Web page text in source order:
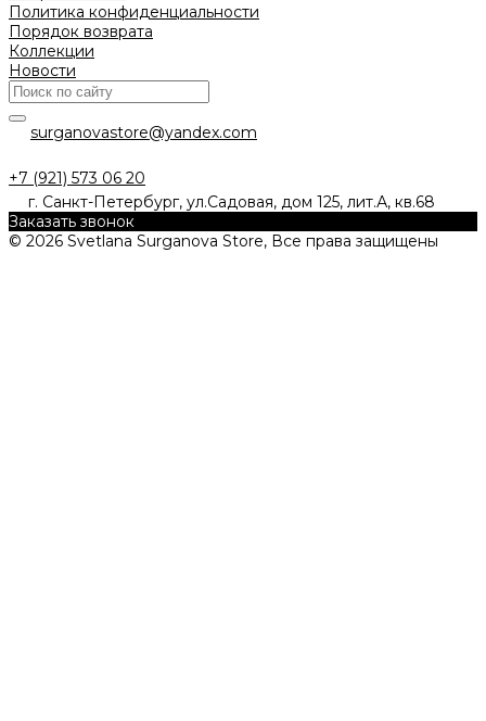
Политика конфиденциальности
Порядок возврата
Коллекции
Новости
surganovastore@yandex.com
+7 (921) 573 06 20
г. Санкт-Петербург, ул.Садовая, дом 125, лит.А, кв.68
Заказать звонок
© 2026 Svetlana Surganova Store, Все права защищены